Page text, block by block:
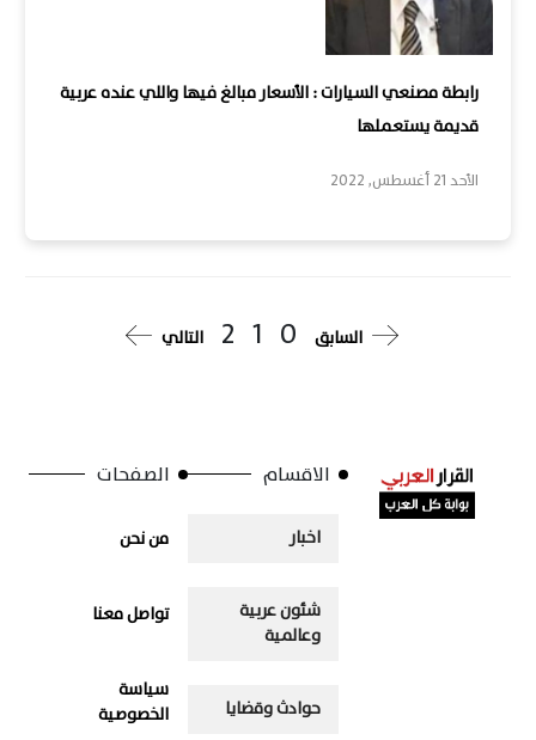
رابطة مصنعي السيارات : الأسعار مبالغ فيها واللي عنده عربية
قديمة يستعملها
الأحد 21 أغسطس, 2022
السابق 0
1
2 التالي
الاقسام
اخبار
شئون عربية
وعالمية
حوادث وقضايا
الصفحات
من نحن
تواصل معنا
سياسة
الخصوصية